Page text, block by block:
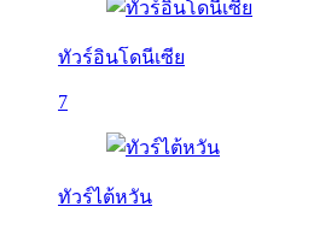
ทัวร์อินโดนีเซีย
7
ทัวร์ไต้หวัน